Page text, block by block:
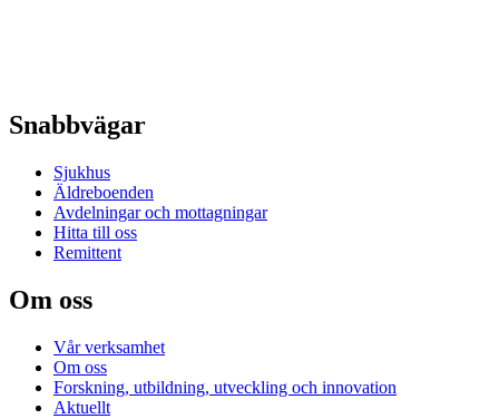
Snabbvägar
Sjukhus
Äldreboenden
Avdelningar och mottagningar
Hitta till oss
Remittent
Om oss
Vår verksamhet
Om oss
Forskning, utbildning, utveckling och innovation
Aktuellt